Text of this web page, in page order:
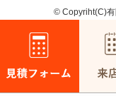
©Copyriht(C)